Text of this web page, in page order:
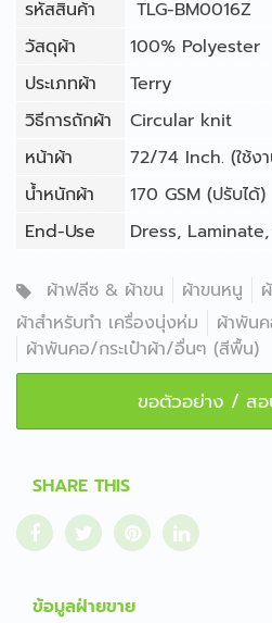
รหัสสินค้า
TLG-BM0016Z
วัสดุผ้า
100% Polyester
ประเภทผ้า
Terry
วิธีการถักผ้า
Circular knit
หน้าผ้า
72/74 Inch. (ใช้ง
น้ำหนักผ้า
170 GSM (ปรับได้)
End-Use
Dress, Laminate,
ผ้าฟลีซ & ผ้าขน ผ้าขนหนู
ผ้าสำหรับทำ เครื่องนุ่งห่ม
ผ้าพัน
ผ้าพันคอ/กระเป๋าผ้า/อื่นๆ (สีพื้น)
ขอตัวอย่าง / สอ
SHARE THIS
ข้อมูลฝ่ายขาย